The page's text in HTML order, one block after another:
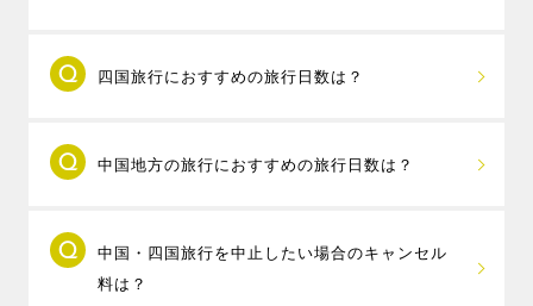
気軽に往来することができるので、一度に両方の地方
「瀬戸大橋」はレンタカーやJRで約15分、広島県と愛
媛県を結ぶ「しまなみ海道」はレンタカーで約1時間で
中国四国地方のホテルから1泊ずつ選べる「
フリープラン
四国旅行におすすめの旅行日数は？
です。1つの県であれば1泊2日から楽しむことができま
の県を跨いだ旅行には3日間～4日間必要で、4県とも一
度に楽しむなら、5日間の旅行がおすすめです。
中国地方の旅行におすすめの旅行日数は？
～4日間です。広島県と山口県、島根県と鳥取県など、
隣り合った2県以上の旅行なら2泊3日、複数の県をまた
中国・四国旅行を中止したい場合のキャンセル
料は？